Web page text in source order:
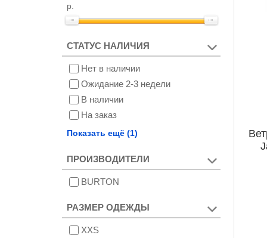
р.
СТАТУС НАЛИЧИЯ
Нет в наличии
Ожидание 2-3 недели
В наличии
На заказ
Снят с производства
Показать ещё (1)
ПРОИЗВОДИТЕЛИ
BURTON
РАЗМЕР ОДЕЖДЫ
XXS